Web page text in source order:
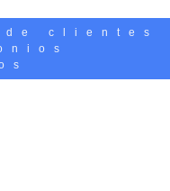
de clientes